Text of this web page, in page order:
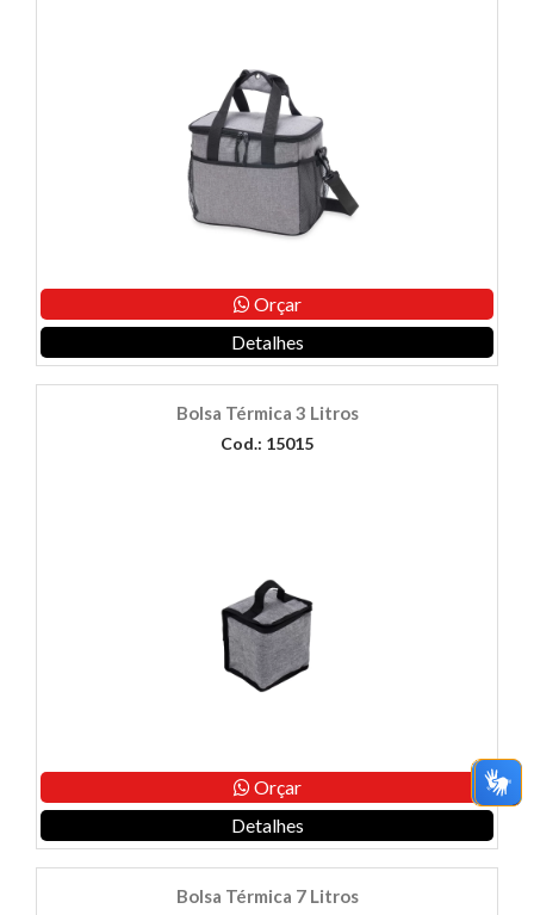
Orçar
Detalhes
Bolsa Térmica 3 Litros
Cod.: 15015
Orçar
Detalhes
Bolsa Térmica 7 Litros